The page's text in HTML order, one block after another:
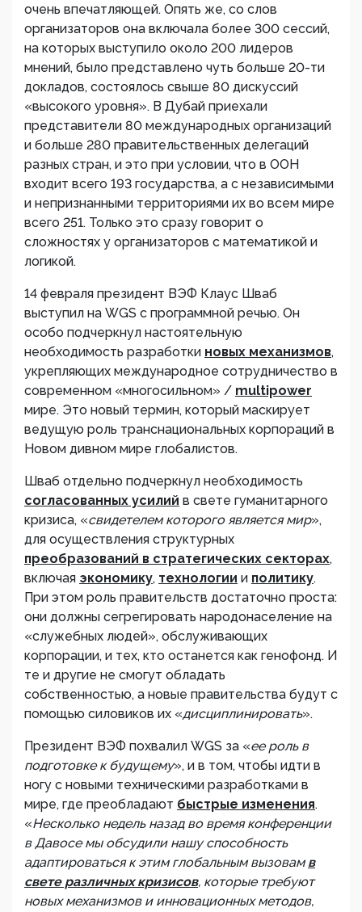
очень впечатляющей. Опять же, со слов
организаторов она включала более 300 сессий,
на которых выступило около 200 лидеров
мнений, было представлено чуть больше 20-ти
докладов, состоялось свыше 80 дискуссий
«высокого уровня». В Дубай приехали
представители 80 международных организаций
и больше 280 правительственных делегаций
разных стран, и это при условии, что в ООН
входит всего 193 государства, а с независимыми
и непризнанными территориями их во всем мире
всего 251. Только это сразу говорит о
сложностях у организаторов с математикой и
логикой.
14 февраля президент ВЭФ Клаус Шваб
выступил на WGS с программной речью. Он
особо подчеркнул настоятельную
необходимость разработки новых механизмов,
укрепляющих международное сотрудничество в
современном «многосильном» / multipower
мире. Это новый термин, который маскирует
ведущую роль транснациональных корпораций в
Новом дивном мире глобалистов.
Шваб отдельно подчеркнул необходимость
согласованных усилий в свете гуманитарного
кризиса, «свидетелем которого является мир»,
для осуществления структурных
преобразований в стратегических секторах,
включая экономику, технологии и политику.
При этом роль правительств достаточно проста:
они должны сегрегировать народонаселение на
«служебных людей», обслуживающих
корпорации, и тех, кто останется как генофонд. И
те и другие не смогут обладать
собственностью, а новые правительства будут с
помощью силовиков их «дисциплинировать».
Президент ВЭФ похвалил WGS за «ее роль в
подготовке к будущему», и в том, чтобы идти в
ногу с новыми техническими разработками в
мире, где преобладают быстрые изменения.
«Несколько недель назад во время конференции
в Давосе мы обсудили нашу способность
адаптироваться к этим глобальным вызовам в
свете различных кризисов, которые требуют
новых механизмов и инновационных методов,